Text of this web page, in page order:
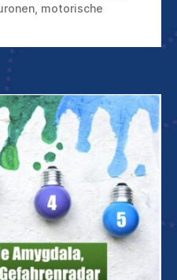
motorische